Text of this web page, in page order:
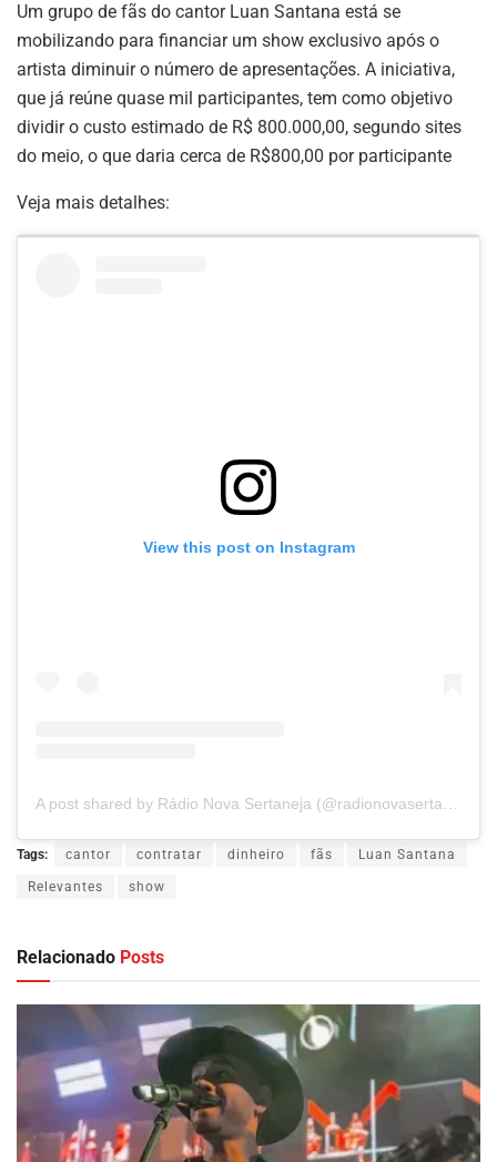
Um grupo de fãs do cantor Luan Santana está se
mobilizando para financiar um show exclusivo após o
artista diminuir o número de apresentações. A iniciativa,
que já reúne quase mil participantes, tem como objetivo
dividir o custo estimado de R$ 800.000,00, segundo sites
do meio, o que daria cerca de R$800,00 por participante
Veja mais detalhes:
View this post on Instagram
Tags: cantor contratar dinheiro fãs Luan Santana
Relevantes show
Relacionado Posts